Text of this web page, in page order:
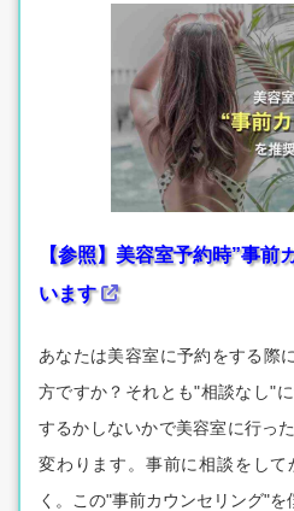
【参照】美容室予約時”事前
います
あなたは美容室に予約をする際
方ですか？それとも"相談なし"
するかしないかで美容室に行っ
変わります。事前に相談をし
く。この"事前カウンセリング"を